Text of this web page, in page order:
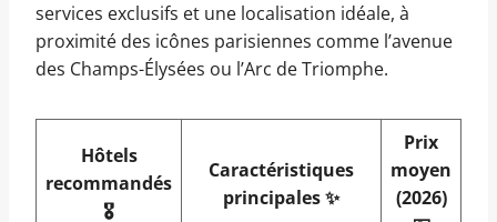
services exclusifs et une localisation idéale, à
proximité des icônes parisiennes comme l’avenue
des Champs-Élysées ou l’Arc de Triomphe.
Hôtels
recommandés
🎖️
Caractéristiques
principales ✨
Prix
moyen
(2026)